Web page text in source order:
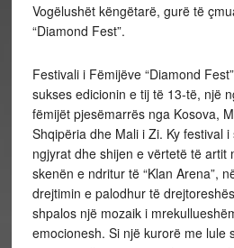
Vogëlushët këngëtarë, gurë të
“Diamond Fest”.
Festivali i Fëmijëve “Diamond
sukses edicionin e tij të 13-të, një
fëmijët pjesëmarrës nga Kosova,
Shqipëria dhe Mali i Zi. Ky festival
ngjyrat dhe shijen e vërtetë të artit
skenën e ndritur të “Klan Arena”,
drejtimin e palodhur të
shpalos një mozaik i
emocionesh. Si një kurorë me lule